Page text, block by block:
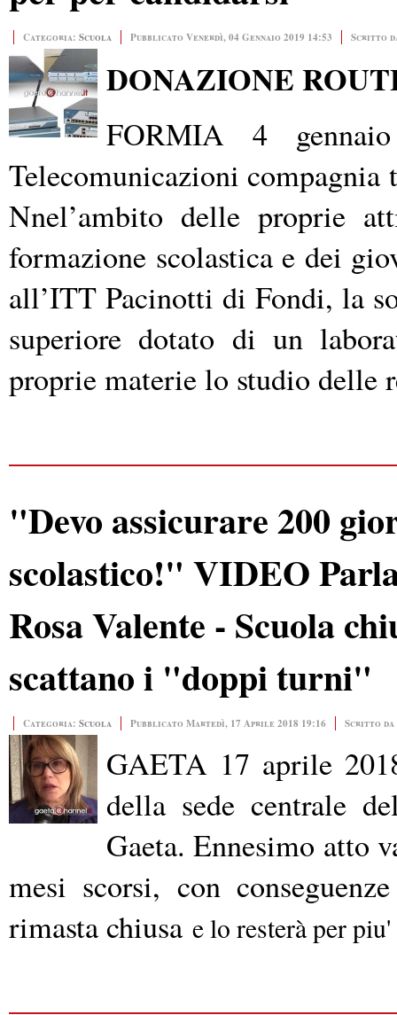
Categoria: Scuola Pubblicato Venerdì, 04 Gennaio 2019 14:53 Scritto
DONAZIONE
FORMIA 4
Telecomunicazioni compagnia
Nnel’ambito delle proprie
formazione scolastica e dei
all’ITT Pacinotti di Fondi, la
superiore dotato di un
proprie materie lo studio delle
"Devo assicurare 200
scolastico!" VIDEO
Rosa Valente - Scuola
scattano i "doppi turni"
Categoria: Scuola Pubblicato Martedì, 17 Aprile 2018 19:16 Scritto da
GAETA 17 aprile
della sede centrale
Gaeta. Ennesimo atto
mesi scorsi, con
rimasta chiusa e lo resterà per